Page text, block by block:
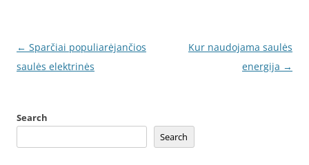
Post
navigation
← Sparčiai populiarėjančios
saulės elektrinės
Kur naudojama saulės
energija →
Search
Search